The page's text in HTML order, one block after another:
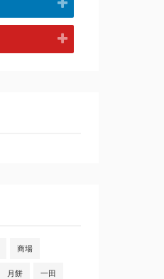
商場
月餅 一田